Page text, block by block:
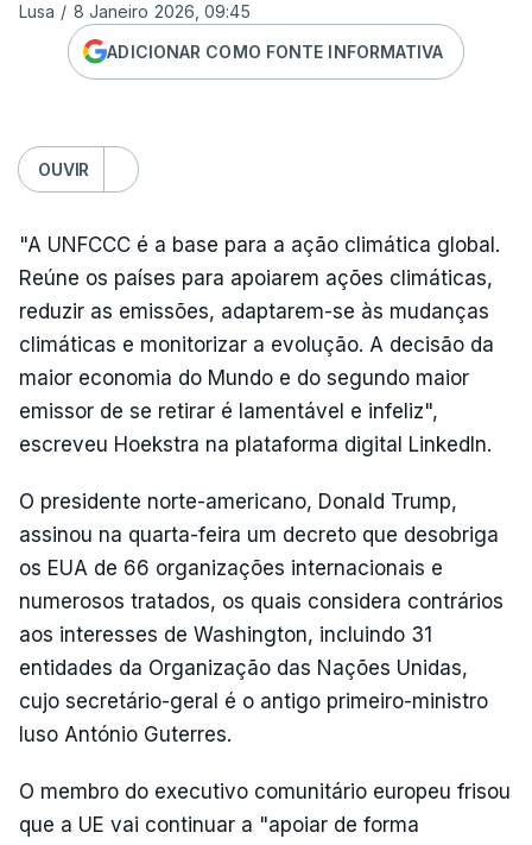
Lusa / 8 Janeiro 2026, 09:45
ADICIONAR COMO FONTE INFORMATIVA
OUVIR
"A UNFCCC é a base para a ação climática global.
Reúne os países para apoiarem ações climáticas,
reduzir as emissões, adaptarem-se às mudanças
climáticas e monitorizar a evolução. A decisão da
maior economia do Mundo e do segundo maior
emissor de se retirar é lamentável e infeliz",
escreveu Hoekstra na plataforma digital LinkedIn.
O presidente norte-americano, Donald Trump,
assinou na quarta-feira um decreto que desobriga
os EUA de 66 organizações internacionais e
numerosos tratados, os quais considera contrários
aos interesses de Washington, incluindo 31
entidades da Organização das Nações Unidas,
cujo secretário-geral é o antigo primeiro-ministro
luso António Guterres.
O membro do executivo comunitário europeu frisou
que a UE vai continuar a "apoiar de forma